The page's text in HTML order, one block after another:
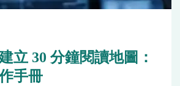
立 30 分鐘閱讀地圖：
手冊